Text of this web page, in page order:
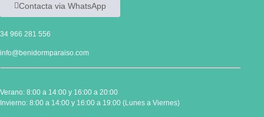
Contacta via WhatsApp
34 966 281 556
info@benidormparaiso.com
Verano: 8:00 a 14:00 y 16:00 a 20:00
Invierno: 8:00 a 14:00 y 16:00 a 19:00 (Lunes a Viernes)